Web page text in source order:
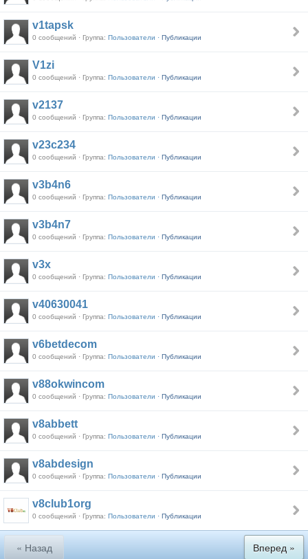
v1tapsk
0 сообщений · Группа: Пользователи · Публикации
V1zi
0 сообщений · Группа: Пользователи · Публикации
v2137
0 сообщений · Группа: Пользователи · Публикации
v23c234
0 сообщений · Группа: Пользователи · Публикации
v3b4n6
0 сообщений · Группа: Пользователи · Публикации
v3b4n7
0 сообщений · Группа: Пользователи · Публикации
v3x
0 сообщений · Группа: Пользователи · Публикации
v40630041
0 сообщений · Группа: Пользователи · Публикации
v6betdecom
0 сообщений · Группа: Пользователи · Публикации
v88okwincom
0 сообщений · Группа: Пользователи · Публикации
v8abbett
0 сообщений · Группа: Пользователи · Публикации
v8abdesign
0 сообщений · Группа: Пользователи · Публикации
v8club1org
0 сообщений · Группа: Пользователи · Публикации
« Назад Вперед »